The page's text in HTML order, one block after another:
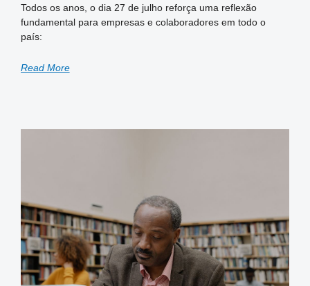
Todos os anos, o dia 27 de julho reforça uma reflexão
fundamental para empresas e colaboradores em todo o
país:
Read More